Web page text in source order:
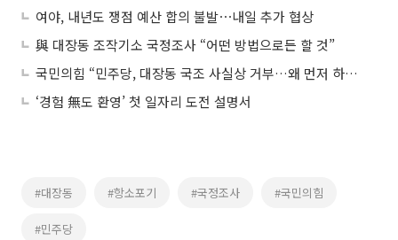
여야, 내년도 쟁점 예산 합의 불발⋯내일 추가 협상
與 대장동 조작기소 국정조사 “어떤 방법으로든 할 것”
국민의힘 “민주당, 대장동 국조 사실상 거부…왜 먼저 하자고 했나”
‘경험 無도 환영’ 첫 일자리 도전 설명서
#대장동 #항소포기 #국정조사 #국민의힘
#민주당